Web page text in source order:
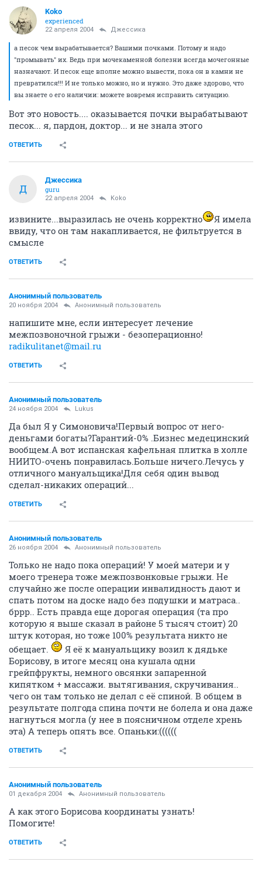
Koko
experienced
22 апреля 2004 Джессика
а песок чем вырабатывается? Вашими почками. Потому и надо
"промывать" их. Ведь при мочекаменной болезни всегда мочегонные
назначают. И песок еще вполне можно вывести, пока он в камни не
превратился!!! И не только можно, но и нужно. Это даже здорово, что
вы знаете о его наличии: можете вовремя исправить ситуацию.
Вот это новость.... оказывается почки вырабатывают
песок... я, пардон, доктор... и не знала этого
ОТВЕТИТЬ
Д
Джессика
guru
22 апреля 2004 Koko
извините...выразилась не очень корректно
Я имела
ввиду, что он там накапливается, не фильтруется в
смысле
ОТВЕТИТЬ
Анонимный пользователь
20 ноября 2004 Анонимный пользователь
напишите мне, если интересует лечение
межпозвоночной грыжи - безоперационно!
radikulitanet@mail.ru
ОТВЕТИТЬ
Анонимный пользователь
24 ноября 2004 Lukus
Да был Я у Симоновича!Первый вопрос от него-
деньгами богаты?Гарантий-0% .Бизнес медецинский
вообщем.А вот испанская кафельная плитка в холле
НИИТО-очень понравилась.Больше ничего.Лечусь у
отличного мануальщика!Для себя один вывод
сделал-никаких операций...
ОТВЕТИТЬ
Анонимный пользователь
26 ноября 2004 Анонимный пользователь
Только не надо пока операций! У моей матери и у
моего тренера тоже межпозвонковые грыжи. Не
случайно же после операции инвалидность дают и
спать потом на доске надо без подушки и матраса..
бррр.. Есть правда еще дорогая операция (та про
которую я выше сказал в районе 5 тысяч стоит) 20
штук которая, но тоже 100% результата никто не
обещает.
Я её к мануальщику возил к дядьке
Борисову, в итоге месяц она кушала одни
грейпфрукты, немного овсянки запаренной
кипятком + массажи. вытягивания, скручивания..
чего он там только не делал с её спиной. В общем в
результате полгода спина почти не болела и она даже
нагнуться могла (у нее в поясничном отделе хрень
эта) А теперь опять все. Опаньки:((((((
ОТВЕТИТЬ
Анонимный пользователь
01 декабря 2004 Анонимный пользователь
А как этого Борисова координаты узнать!
Помогите!
ОТВЕТИТЬ